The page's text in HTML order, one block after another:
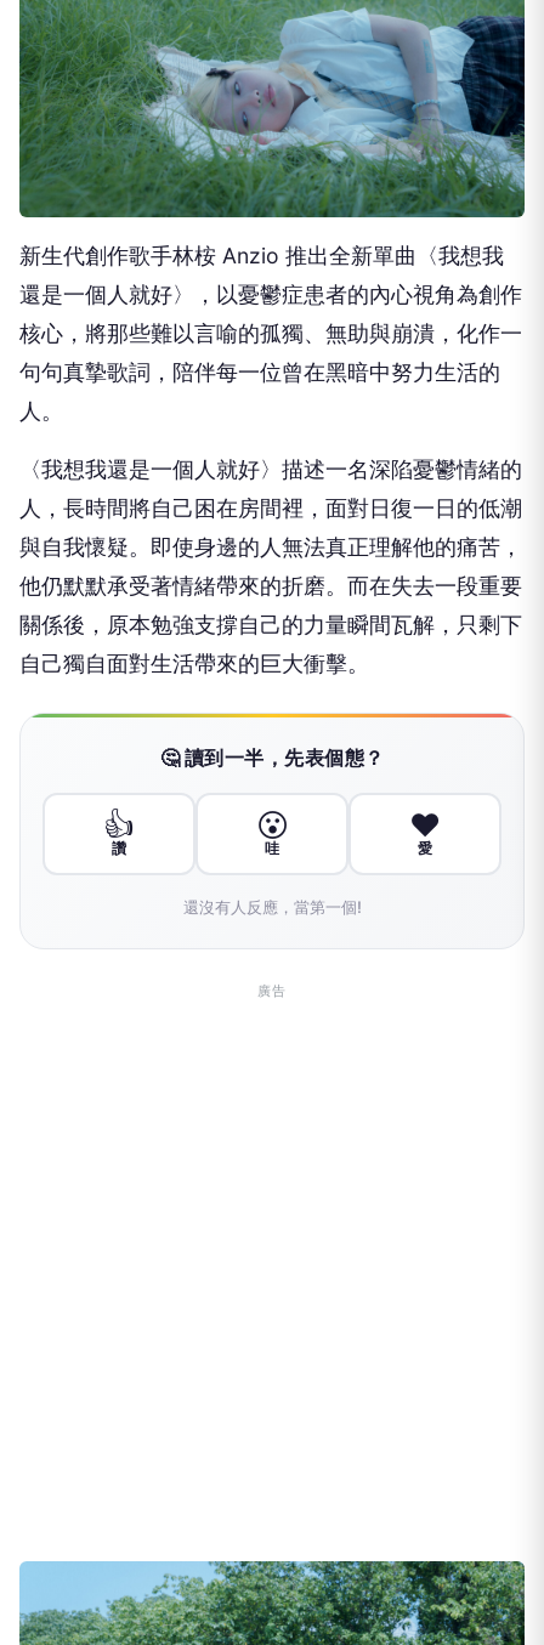
新生代創作歌手林桉 Anzio 推出全新單曲〈我想我
還是一個人就好〉，以憂鬱症患者的內心視角為創作
核心，將那些難以言喻的孤獨、無助與崩潰，化作一
句句真摯歌詞，陪伴每一位曾在黑暗中努力生活的
人。
〈我想我還是一個人就好〉描述一名深陷憂鬱情緒的
人，長時間將自己困在房間裡，面對日復一日的低潮
與自我懷疑。即使身邊的人無法真正理解他的痛苦，
他仍默默承受著情緒帶來的折磨。而在失去一段重要
關係後，原本勉強支撐自己的力量瞬間瓦解，只剩下
自己獨自面對生活帶來的巨大衝擊。
🤔 讀到一半，先表個態？
👍
讚
😮
哇
❤️
愛
還沒有人反應，當第一個!
廣告